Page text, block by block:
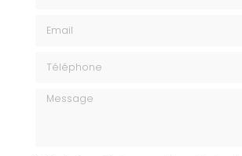
Message